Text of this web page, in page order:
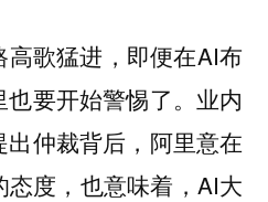
歌猛进，即便在AI布
要开始警惕了。业内
出仲裁背后，阿里意在
度，也意味着，AI大